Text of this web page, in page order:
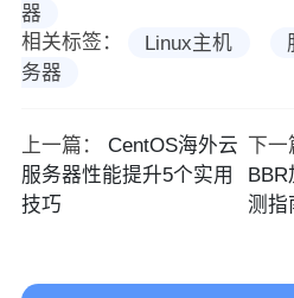
器
相关标签：
Linux主机
务器
上一篇：
CentOS海外云
服务器性能提升5个实用
技巧
下一
测指